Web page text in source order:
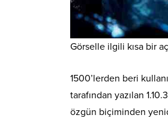
Görselle ilgili kısa bir
1500’lerden beri
tarafından yazılan
özgün biçiminden